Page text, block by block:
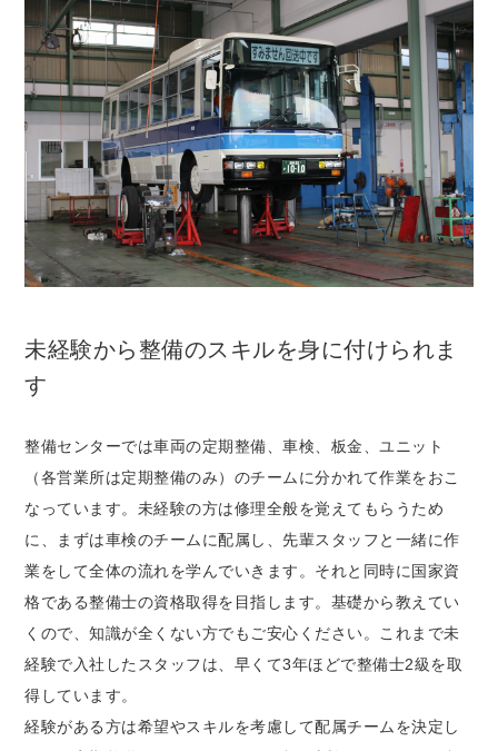
未経験から整備のスキルを身に付けられま
す
整備センターでは車両の定期整備、車検、板金、ユニット
（各営業所は定期整備のみ）のチームに分かれて作業をおこ
なっています。未経験の方は修理全般を覚えてもらうため
に、まずは車検のチームに配属し、先輩スタッフと一緒に作
業をして全体の流れを学んでいきます。それと同時に国家資
格である整備士の資格取得を目指します。基礎から教えてい
くので、知識が全くない方でもご安心ください。これまで未
経験で入社したスタッフは、早くて3年ほどで整備士2級を取
得しています。
経験がある方は希望やスキルを考慮して配属チームを決定し